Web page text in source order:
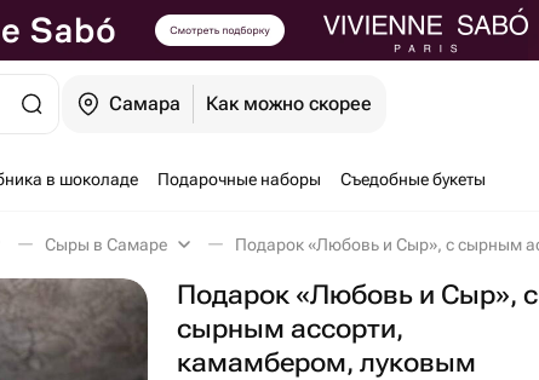
Самара Как можно скорее
в шоколаде Подарочные наборы Съедобные букеты
Сыры в Самаре
Подарок «Любовь и Сыр», с
сырным ассорти,
камамбером, луковым